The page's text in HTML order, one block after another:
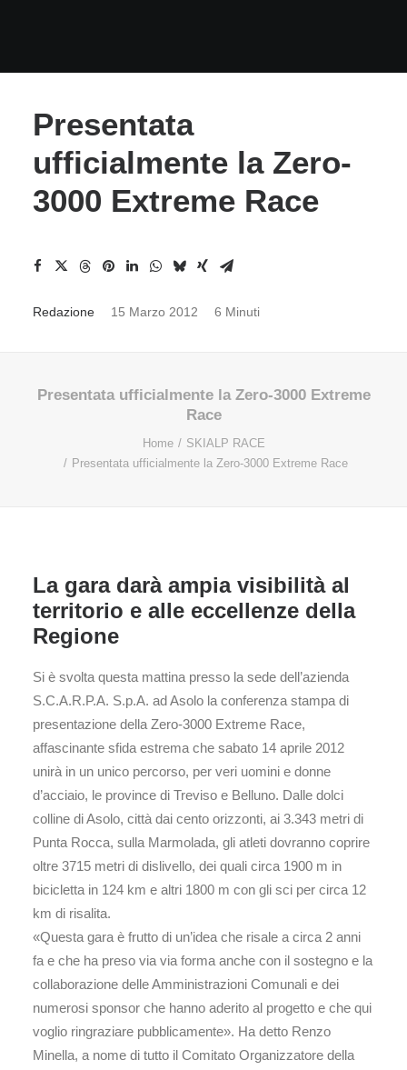
Presentata
ufficialmente la Zero-
3000 Extreme Race
Redazione 15 Marzo 2012 6 Minuti
Presentata ufficialmente la Zero-3000 Extreme
Race
Home
SKIALP RACE
Presentata ufficialmente la Zero-3000 Extreme Race
La gara darà ampia visibilità al
territorio e alle eccellenze della
Regione
Si è svolta questa mattina presso la sede dell’azienda
S.C.A.R.P.A. S.p.A. ad Asolo la conferenza stampa di
presentazione della Zero-3000 Extreme Race,
affascinante sfida estrema che sabato 14 aprile 2012
unirà in un unico percorso, per veri uomini e donne
d’acciaio, le province di Treviso e Belluno. Dalle dolci
colline di Asolo, città dai cento orizzonti, ai 3.343 metri di
Punta Rocca, sulla Marmolada, gli atleti dovranno coprire
oltre 3715 metri di dislivello, dei quali circa 1900 m in
bicicletta in 124 km e altri 1800 m con gli sci per circa 12
km di risalita.
«Questa gara è frutto di un’idea che risale a circa 2 anni
fa e che ha preso via via forma anche con il sostegno e la
collaborazione delle Amministrazioni Comunali e dei
numerosi sponsor che hanno aderito al progetto e che qui
voglio ringraziare pubblicamente». Ha detto Renzo
Minella, a nome di tutto il Comitato Organizzatore della